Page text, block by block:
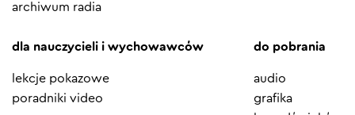
archiwum radia
dla nauczycieli i wychowawców
lekcje pokazowe
poradniki video
do pobrania
audio
grafika